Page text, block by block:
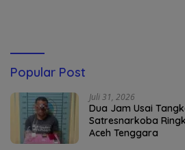
Popular Post
Juli 31, 2026
Dua Jam Usai
Satresnarkoba
Aceh Tenggara